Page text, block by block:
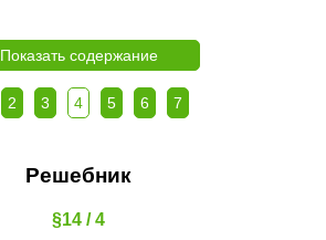
Показать содержание
2 3 4 5 6 7
Решебник
§14 / 4